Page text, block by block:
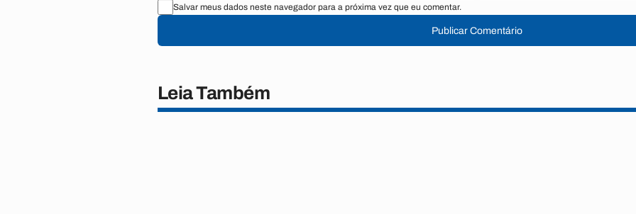
Salvar meus dados neste navegador para a próxima vez que eu comentar.
Publicar Comentário
Leia Também